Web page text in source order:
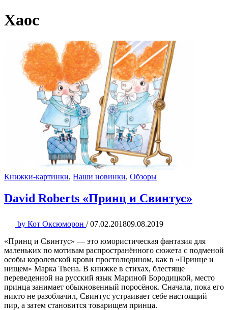
Хаос
Книжки-картинки, Наши новинки, Обзоры
David Roberts «Принц и Свинтус»
by Кот Оксюморон / 07.02.201809.08.2019
«Принц и Свинтус» — это юмористическая фантазия для
маленьких по мотивам распространённого сюжета с подменой
особы королевской крови простолюдином, как в «Принце и
нищем» Марка Твена. В книжке в стихах, блестяще
переведенной на русский язык Мариной Бородицкой, место
принца занимает обыкновенный поросёнок. Сначала, пока его
никто не разоблачил, Свинтус устраивает себе настоящий
пир, а затем становится товарищем принца.